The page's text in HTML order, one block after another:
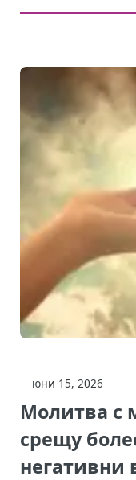
юни 15, 2026
Молитва с
срещу
негативни